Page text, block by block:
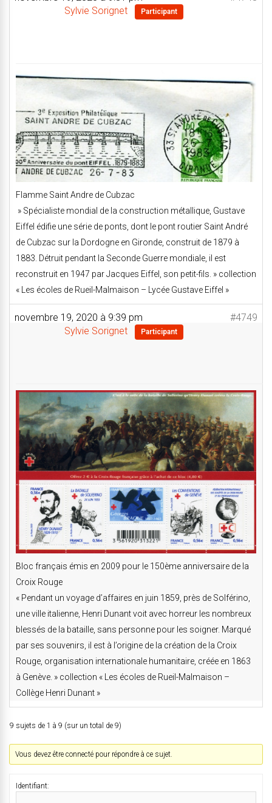
Sylvie Sorignet
Participant
Flamme Saint Andre de Cubzac
» Spécialiste mondial de la construction métallique, Gustave
Eiffel édifie une série de ponts, dont le pont routier Saint André
de Cubzac sur la Dordogne en Gironde, construit de 1879 à
1883. Détruit pendant la Seconde Guerre mondiale, il est
reconstruit en 1947 par Jacques Eiffel, son petit-fils. » collection
« Les écoles de Rueil-Malmaison – Lycée Gustave Eiffel »
novembre 19, 2020 à 9:39 pm
#4749
Sylvie Sorignet
Participant
Bloc français émis en 2009 pour le 150ème anniversaire de la
Croix Rouge
« Pendant un voyage d’affaires en juin 1859, près de Solférino,
une ville italienne, Henri Dunant voit avec horreur les nombreux
blessés de la bataille, sans personne pour les soigner. Marqué
par ses souvenirs, il est à l’origine de la création de la Croix
Rouge, organisation internationale humanitaire, créée en 1863
à Genève. » collection « Les écoles de Rueil-Malmaison –
Collège Henri Dunant »
9 sujets de 1 à 9 (sur un total de 9)
Vous devez être connecté pour répondre à ce sujet.
Identifiant: